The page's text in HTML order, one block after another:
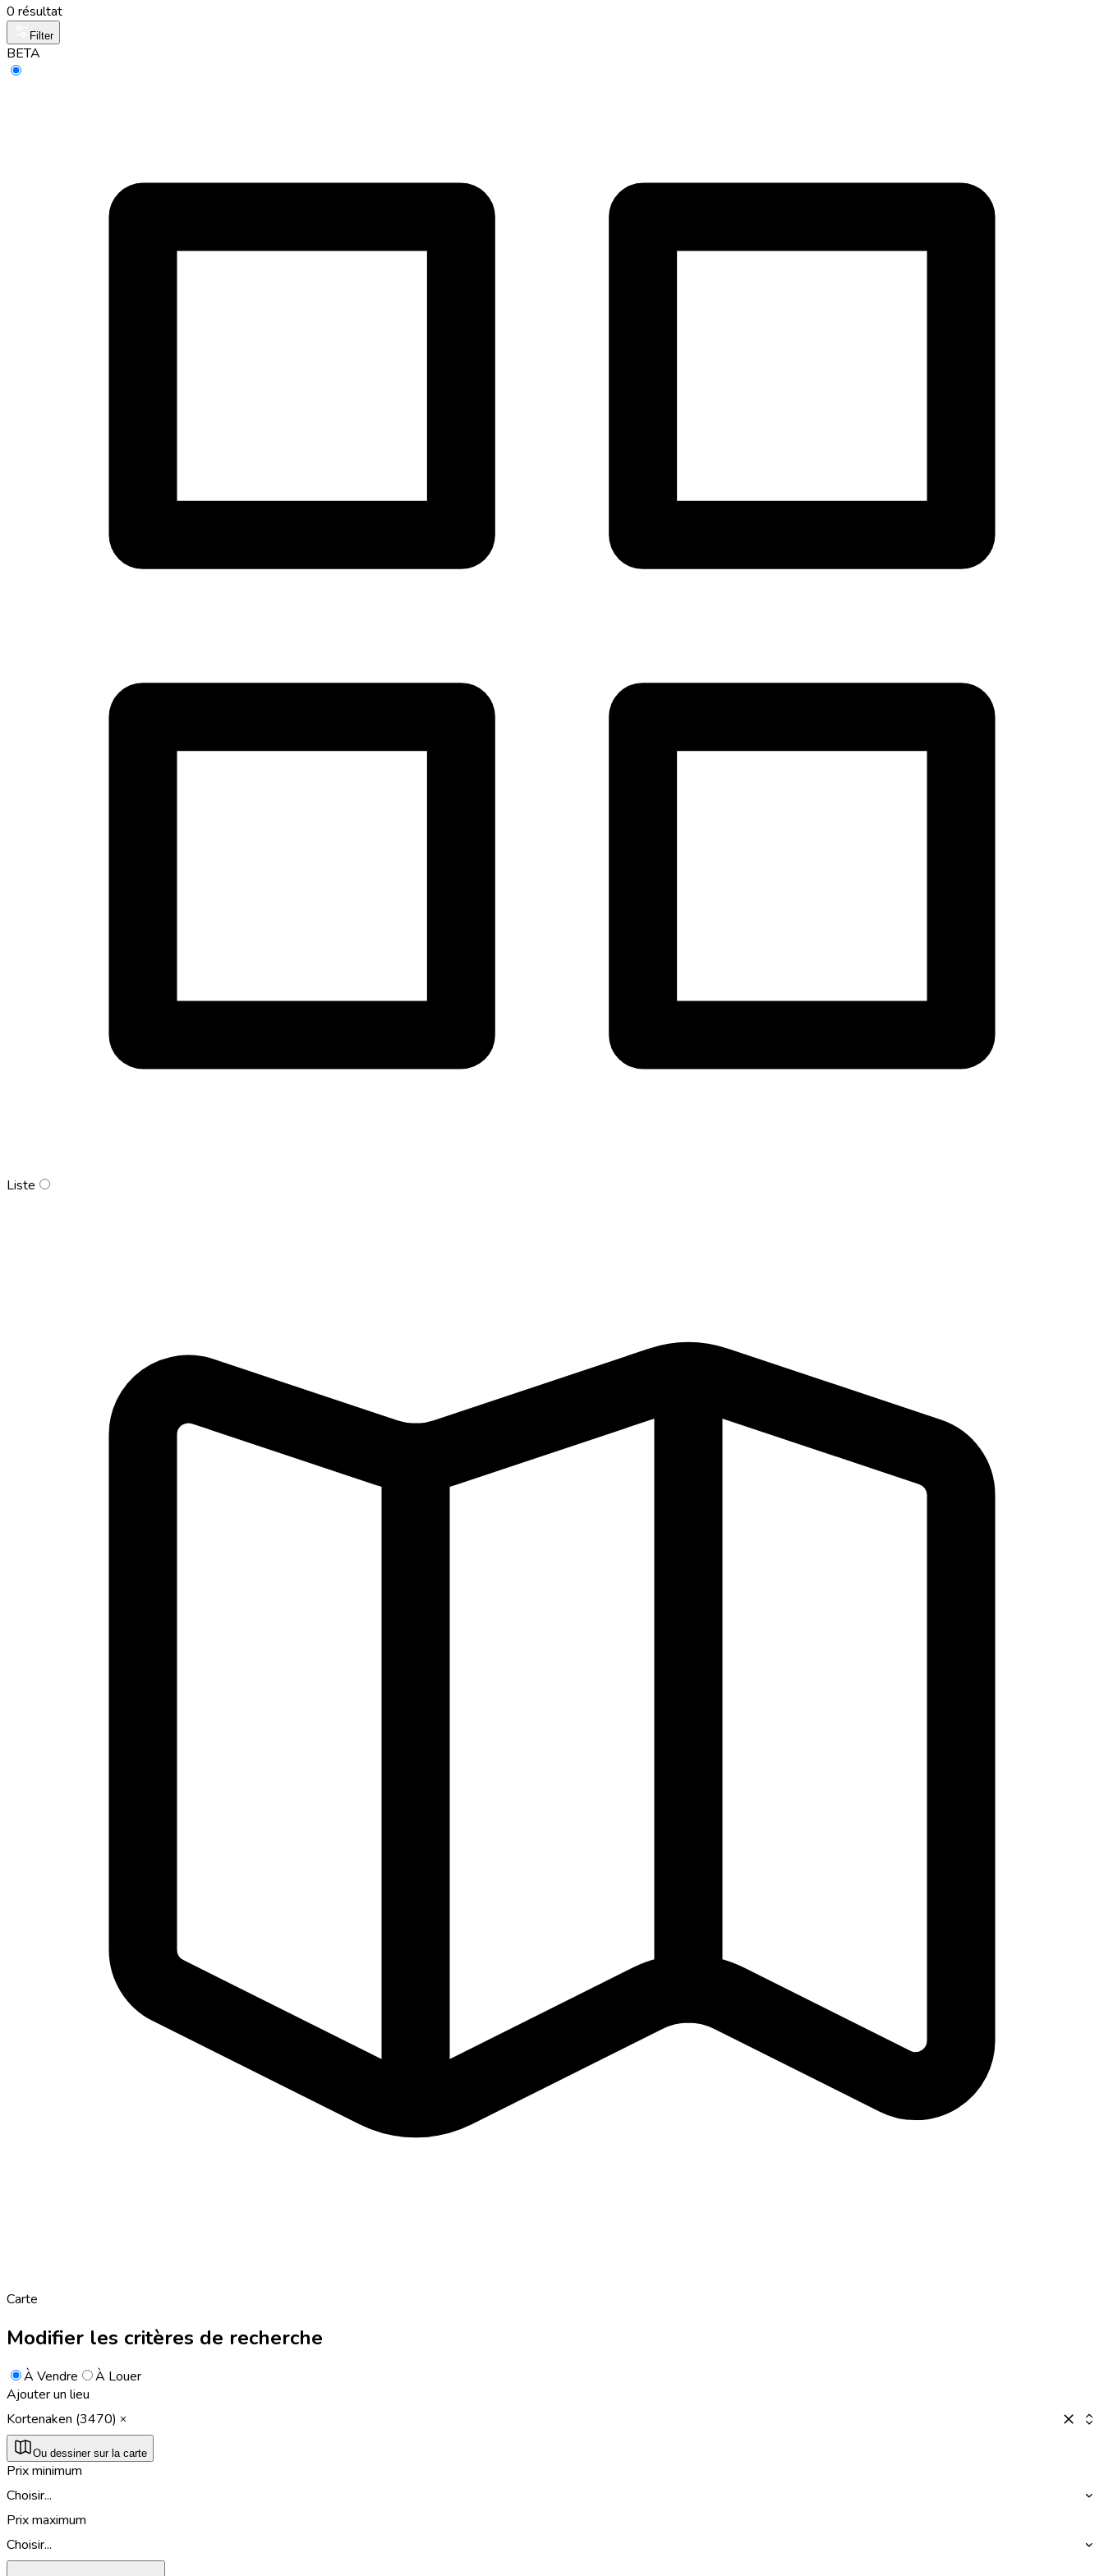
0 résultat
Filter
BETA
Liste
Carte
Modifier les critères de recherche
À Vendre
À Louer
Ajouter un lieu
Kortenaken (3470)
Ou dessiner sur la carte
Prix minimum
Choisir...
Prix maximum
Choisir...